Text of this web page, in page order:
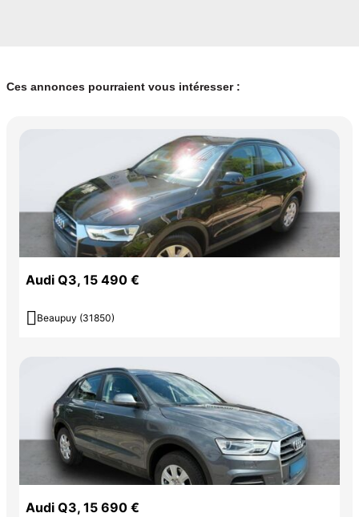
Ces annonces pourraient vous intéresser :
Audi Q3, 15 490 €
 Beaupuy (31850)
Audi Q3, 15 690 €